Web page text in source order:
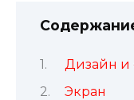
Дизайн и
Экран